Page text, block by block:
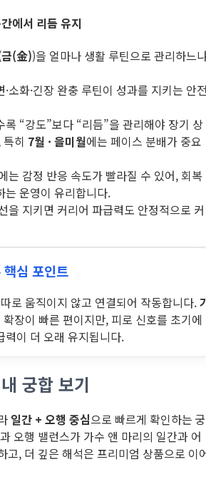
에서 리듬 유지
금(金))을 얼마나 생활 루틴으로 관리하느
소화·긴장 완충 루틴이 성과를 지키는 안
록 “강도”보다 “리듬”을 관리해야 장기 상
히 7월 · 을미월에는 페이스 분배가 중요
는 감정 반응 속도가 빨라질 수 있어, 회복
는 운영이 유리합니다.
을 지키면 커리어 파급력도 안정적으로 커
심 포인트
로 움직이지 않고 연결되어 작동합니다.
장이 빠른 편이지만, 피로 신호를 초기에
력이 더 오래 유지됩니다.
궁합 보기
일간 + 오행 중심으로 빠르게 확인하는 궁
오행 밸런스가 가수 앤 마리의 일간과 어
고, 더 깊은 해석은 프리미엄 상품으로 이